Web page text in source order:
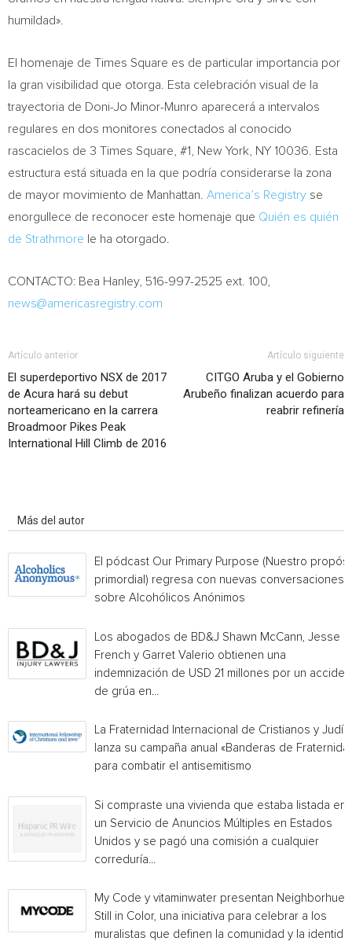
humildad».
El homenaje de Times Square es de particular importancia por
la gran visibilidad que otorga. Esta celebración visual de la
trayectoria de Doni-Jo Minor-Munro aparecerá a intervalos
regulares en dos monitores conectados al conocido
rascacielos de 3 Times Square, #1,
New York, NY 10036. Esta
estructura está situada en la que podría considerarse la zona
de mayor movimiento de Manhattan America’s Registry se
enorgullece de reconocer este homenaje que Quién es quién
de Strathmore le ha otorgado.
CONTACTO: Bea Hanley, 516-997-2525 ext. 100,
news@americasregistry.com
Artículo anterior
El superdeportivo NSX de 2017
de Acura hará su debut
norteamericano en la carrera
Broadmoor Pikes Peak
International Hill Climb de 2016
Artículo siguiente
CITGO Aruba y el Gobierno
Arubeño finalizan acuerdo para
reabrir refinería
Más del autor
El pódcast Our Primary Purpose (Nuestro
primordial) regresa con nuevas conversaciones
sobre Alcohólicos Anónimos
Los abogados de BD&J Shawn McCann, Jesse
French y Garret Valerio obtienen una
indemnización de USD 21 millones por un
de grúa en...
La Fraternidad Internacional de Cristianos y
lanza su campaña anual «Banderas de
para combatir el antisemitismo
Si compraste una vivienda que estaba listada en
un Servicio de Anuncios Múltiples en Estados
Unidos y se pagó una comisión a cualquier
correduría...
My Code y vitaminwater presentan Neighborhue:
Still in Color, una iniciativa para celebrar a los
muralistas que definen la comunidad y la